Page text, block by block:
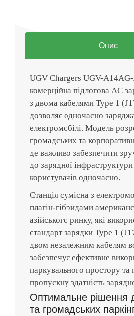
Опис
UGV Chargers UGV-
комерційна підлогова AC
з двома кабелями Type 1
дозволяє одночасно
електромобілі. Модель
громадських та
де важливо забезпечити
до зарядної інфраструктури
користувачів одночасно.
Станція сумісна з
плагін-гібридами
азійського ринку, які
стандарт зарядки Type 1
двом незалежним кабелям
забезпечує ефективне
паркувального простору та
пропускну здатність
Оптимальне рішення
та громадських